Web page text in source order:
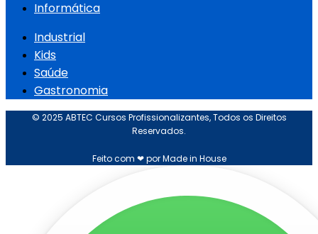
Informática
Industrial
Kids
Saúde
Gastronomia
© 2025 ABTEC Cursos Profissionalizantes, Todos os Direitos
Reservados.
Feito com ❤ por Made in House